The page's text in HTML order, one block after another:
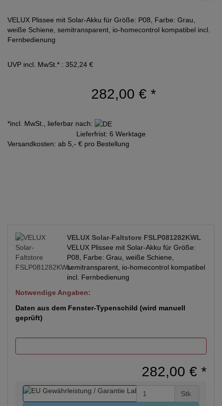
VELUX Plissee mit Solar-Akku für Größe: P08, Farbe: Grau,
weiße Schiene, semitransparent, io-homecontrol kompatibel incl.
Fernbedienung
UVP incl. MwSt.* : 352,24 €
282,00 € *
*incl. MwSt., lieferbar nach:
Lieferfrist: 6 Werktage
Versandkosten: ab 5,- € pro Bestellung
VELUX Solar-Faltstore FSLP081282KWL
VELUX Plissee mit Solar-Akku für Größe:
P08, Farbe: Grau, weiße Schiene,
semitransparent, io-homecontrol kompatibel
incl. Fernbedienung
Notwendige Angaben:
Daten aus dem Fenster-Typenschild (wird manuell
geprüft)
282,00 € *
Stk.